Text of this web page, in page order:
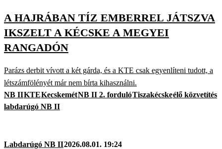
A HAJRÁBAN TÍZ EMBERREL JÁTSZVA
IKSZELT A KÉCSKE A MEGYEI
RANGADÓN
Parázs derbit vívott a két gárda, és a KTE csak egyenlíteni tudott, a
létszámfölényét már nem bírta kihasználni.
NB IIKTEKecskemétNB II 2. fordulóTiszakécskeélő közvetítés
labdarúgó NB II
Labdarúgó NB II2026.08.01. 19:24